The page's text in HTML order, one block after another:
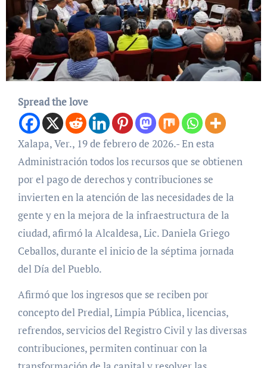
Spread the love
Xalapa, Ver., 19 de febrero de 2026.- En esta
Administración todos los recursos que se obtienen
por el pago de derechos y contribuciones se
invierten en la atención de las necesidades de la
gente y en la mejora de la infraestructura de la
ciudad, afirmó la Alcaldesa, Lic. Daniela Griego
Ceballos, durante el inicio de la séptima jornada
del Día del Pueblo.
Afirmó que los ingresos que se reciben por
concepto del Predial, Limpia Pública, licencias,
refrendos, servicios del Registro Civil y las diversas
contribuciones, permiten continuar con la